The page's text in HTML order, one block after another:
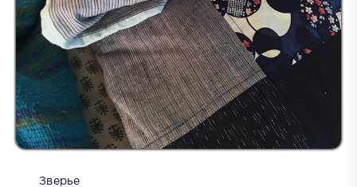
Зверье